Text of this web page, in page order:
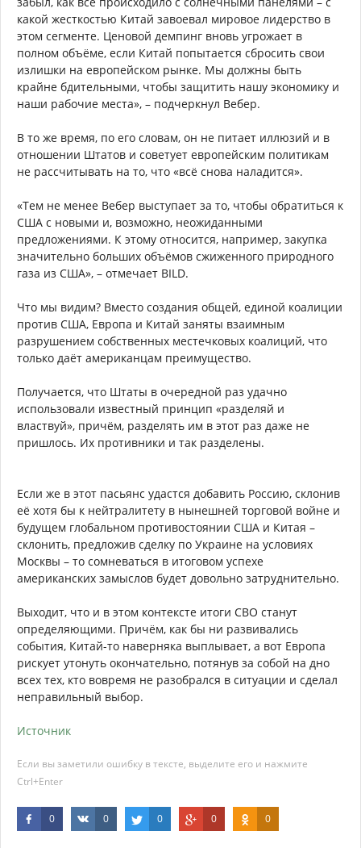
какой жесткостью Китай завоевал мировое лидерство в
этом сегменте. Ценовой демпинг вновь угрожает в
полном объёме, если Китай попытается сбросить свои
излишки на европейском рынке. Мы должны быть
крайне бдительными, чтобы защитить нашу экономику и
наши рабочие места», – подчеркнул Вебер.
В то же время, по его словам, он не питает иллюзий и в
отношении Штатов и советует европейским политикам
не рассчитывать на то, что «всё снова наладится».
«Тем не менее Вебер выступает за то, чтобы обратиться к
США с новыми и, возможно, неожиданными
предложениями. К этому относится, например, закупка
значительно больших объёмов сжиженного природного
газа из США», – отмечает BILD.
Что мы видим? Вместо создания общей, единой коалиции
против США, Европа и Китай заняты взаимным
разрушением собственных местечковых коалиций, что
только даёт американцам преимущество.
Получается, что Штаты в очередной раз удачно
использовали известный принцип «разделяй и
властвуй», причём, разделять им в этот раз даже не
пришлось. Их противники и так разделены.
Если же в этот пасьянс удастся добавить Россию, склонив
её хотя бы к нейтралитету в нынешней торговой войне и
будущем глобальном противостоянии США и Китая –
склонить, предложив сделку по Украине на условиях
Москвы – то сомневаться в итоговом успехе
американских замыслов будет довольно затруднительно.
Выходит, что и в этом контексте итоги СВО станут
определяющими. Причём, как бы ни развивались
события, Китай-то наверняка выплывает, а вот Европа
рискует утонуть окончательно, потянув за собой на дно
всех тех, кто вовремя не разобрался в ситуации и сделал
неправильный выбор.
Источник
Если вы заметили ошибку в тексте, выделите его и нажмите
Ctrl+Enter
0 0 0 0 0